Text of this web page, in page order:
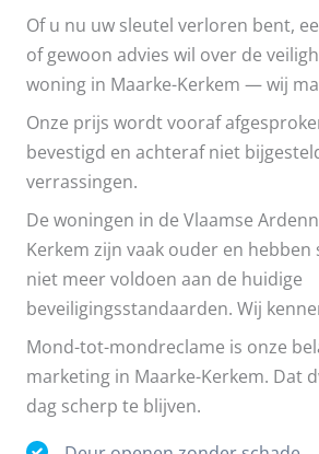
Of u nu uw sleutel verloren bent,
of gewoon advies wil over de
woning in Maarke-Kerkem — wij
Onze prijs wordt vooraf
bevestigd en achteraf niet
verrassingen.
De woningen in de Vlaamse
Kerkem zijn vaak ouder en
niet meer voldoen aan de huidige
beveiligingsstandaarden. Wij
Mond-tot-mondreclame is onze
marketing in Maarke-Kerkem. Dat
dag scherp te blijven.